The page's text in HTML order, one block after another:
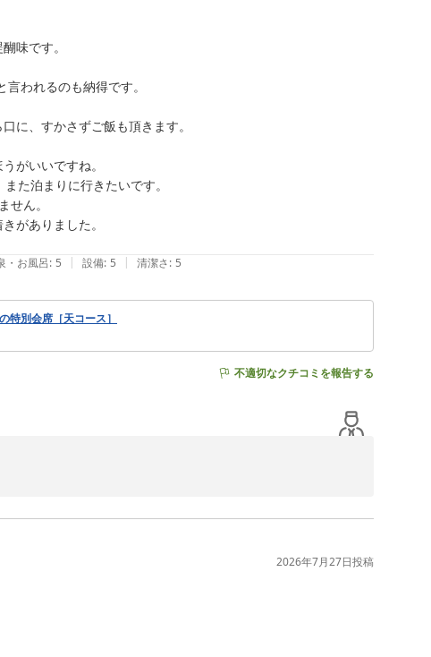
いただくたびにご満足いただける宿を目指して努めてまいり
味です。
われるのも納得です。
に、すかさずご飯も頂きます。
がいいですね。
た泊まりに行きたいです。
せん。
がありました。
・お風呂: 5 | 設備: 5 | 清潔さ: 5
特別会席［天コース］
不適切なクチコミを報告する
選びいただきましたことを心より御礼申し上げます。
ご様子を、大変嬉しく拝読いたしました。
ましたことは、私どもにとりましても何よりの喜びでござ
り、料理スタッフも大変励みになります。
2026年7月27日投稿